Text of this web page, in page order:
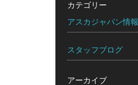
カテゴリー
アスカジャパン情報
スタッフブログ
アーカイブ